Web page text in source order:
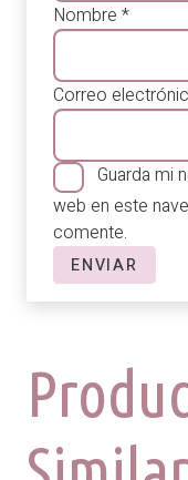
Nombre *
Correo
Guarda mi
web en este
comente.